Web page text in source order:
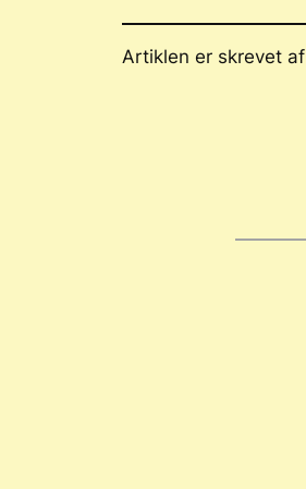
Artiklen er skrevet